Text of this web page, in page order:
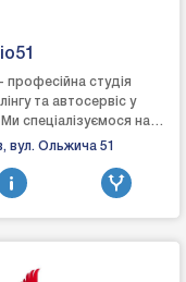
професійна студія
та автосервіс у
Ми спеціалізуємося на
догляді, захисті
вул. Ольжича 51